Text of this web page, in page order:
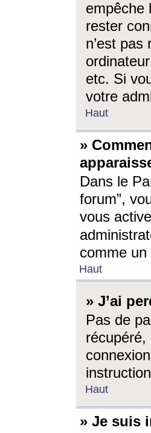
empêche
rester
n’est
etc. Si
votre
Haut
»
Dans le
forum”,
vous
comme un
Haut
» J’ai
Pas de
récupéré,
Haut
» Je suis